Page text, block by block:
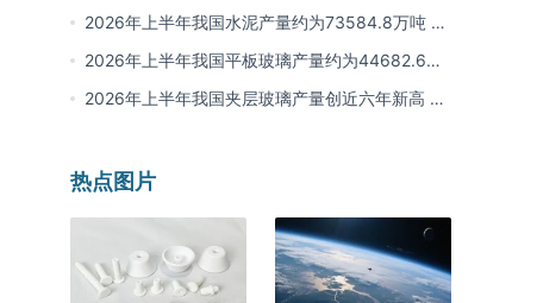
其中江苏、浙江产量分别占比18.9%、16.0%
2026年上半年我国水泥产量约为73584.8万吨 同
比下降8% 其中广东、浙江和安徽分别排名前三
2026年上半年我国平板玻璃产量约为44682.6万
重量箱 同比下降5.7% 其中河北产量最多 占比
2026年上半年我国夹层玻璃产量创近六年新高 约
热点图片